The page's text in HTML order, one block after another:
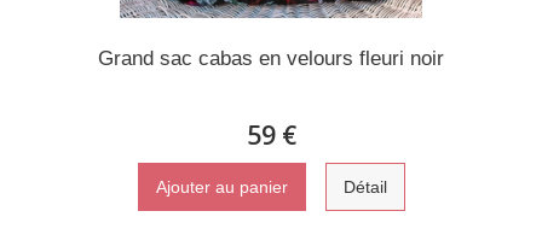
Grand sac cabas en velours fleuri noir
59 €
Ajouter au panier Détail